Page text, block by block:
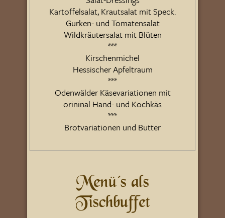
Kartoffelsalat, Krautsalat mit Speck.
Gurken- und Tomatensalat
Wildkräutersalat mit Blüten
***
Kirschenmichel
Hessischer Apfeltraum
***
Odenwälder Käsevariationen mit
orininal Hand- und Kochkäs
***
Brotvariationen und Butter
Menü´s als
Tischbuffet